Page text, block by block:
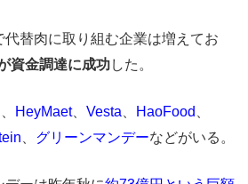
代替肉に取り組む企業は増えてお
資金調達に成功した。
HeyMaet、 Vesta HaoFood
グリーンマンデーなどがいる。